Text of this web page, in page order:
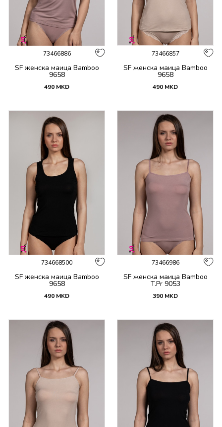
73466886
SF женска маица Bamboo
9658
490 MKD
73466857
SF женска маица Bamboo
9658
490 MKD
734668500
SF женска маица Bamboo
9658
490 MKD
73466986
SF женска маица Bamboo
T.Pr 9053
390 MKD